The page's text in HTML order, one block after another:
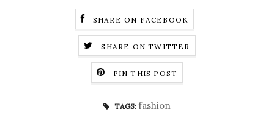
SHARE ON FACEBOOK
SHARE ON TWITTER
PIN THIS POST
TAGS: fashion